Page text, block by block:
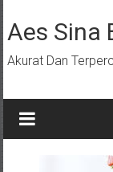
ke
konten
Aes Sina
Akurat Dan